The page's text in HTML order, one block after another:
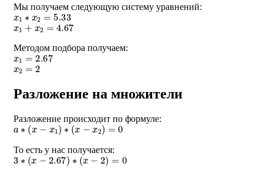
Мы получаем следующую систему уравнений:
x1∗x2=5.33
x1 + x2 =4.67
Методом подбора получаем:
x1=2.67
x2 =2
Разложение на множители
Разложение происходит по формуле:
a ∗(x−x1)∗ (x−x2)=0
То есть у нас получается:
3∗(x−2.67)∗(x−2)=0